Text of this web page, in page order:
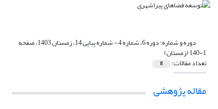
دوره و شماره: دوره 6، شماره 4 - شماره پیاپی 14، زمستان 1403، صفحه
1-140 (زمستان)
تعداد مقالات: 8
مقاله پژوهشی